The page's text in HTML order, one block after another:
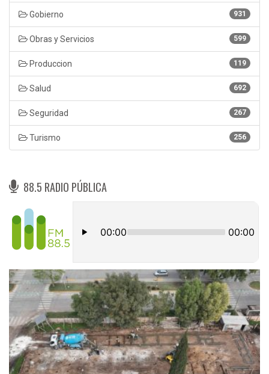
931
Gobierno
599
Obras y Servicios
119
Produccion
692
Salud
267
Seguridad
256
Turismo
88.5 RADIO PÚBLICA